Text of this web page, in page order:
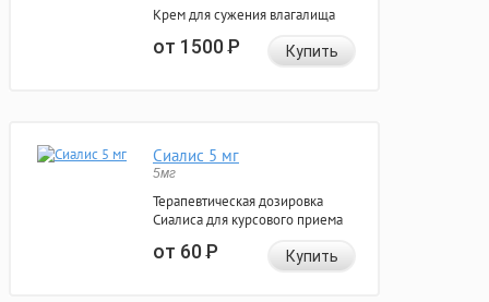
Крем для сужения влагалища
от 1500Р Купить
Сиалис 5 мг
5мг
Терапевтическая дозировка
Сиалиса для курсового приема
от 60Р Купить